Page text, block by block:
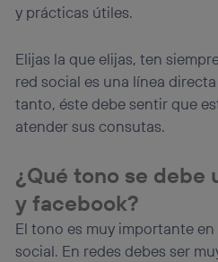
y prácticas útiles.
Elijas la que elijas, ten
red social es una línea
tanto, éste debe sentir que
atender sus consutas.
¿Qué tono se
y facebook?
El tono es muy importante
social. En redes debes ser